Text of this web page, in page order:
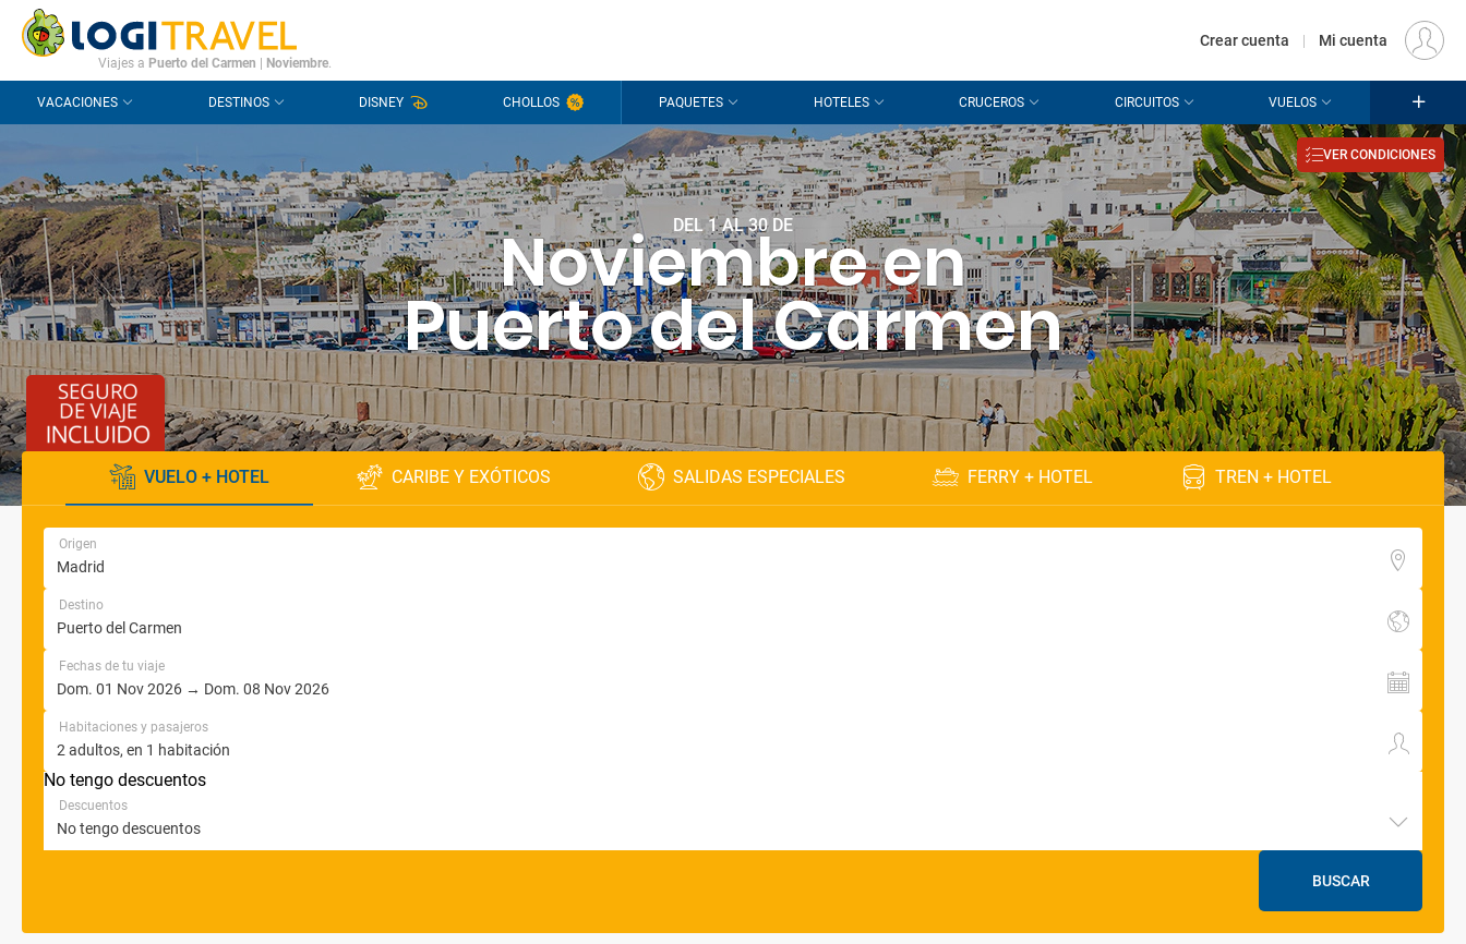
CONTACTO PREGUNTAS FRECUENTES EUR
Viajes a Puerto del Carmen Noviembre.
Crear cuenta | Mi cuenta
VACACIONES DESTINOS DISNEY CHOLLOS PAQUETES HOTELES CRUCEROS CIRCUITOS VUELOS
DEL 1 AL 30 DE
Noviembre en
Puerto del Carmen
VER CONDICIONES
VUELO + HOTEL CARIBE Y EXÓTICOS SALIDAS ESPECIALES FERRY + HOTEL TREN + HOTEL
Origen
Destino
Fechas de tu viaje
Habitaciones y pasajeros
No tengo descuentos
Descuentos
BUSCAR